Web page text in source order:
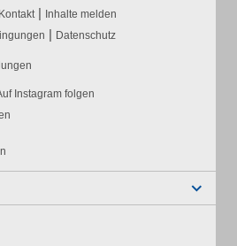
Kontakt | Inhalte melden
| Datenschutz
Instagram folgen